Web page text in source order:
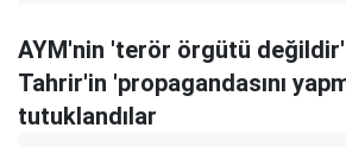
AYM'nin 'terör örgütü
Tahrir'in 'propagandasını
tutuklandılar